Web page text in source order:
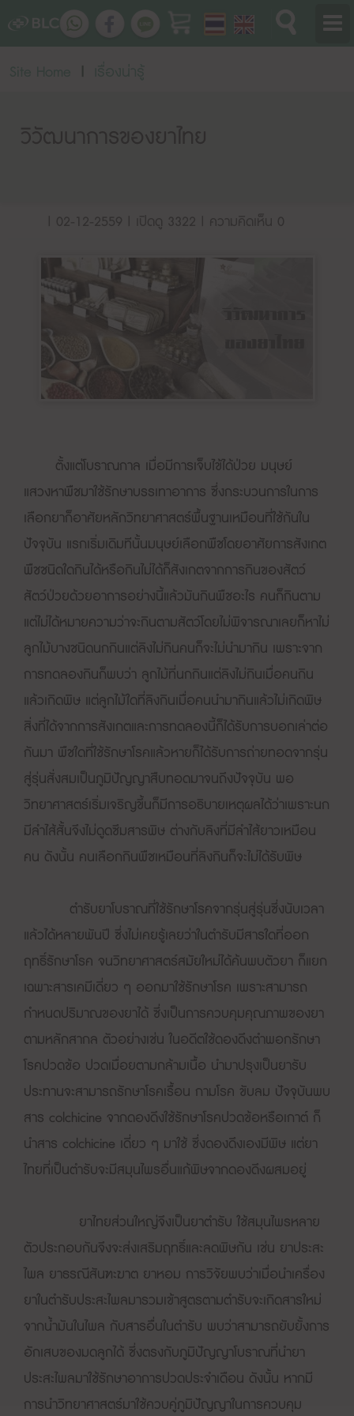
|
ตั้งแต่โบราณกาล เมื่อมีการเจ็บไข้ได้ป่วย มนุษย์
แสวงหาพืชมาใช้รักษาบรรเทาอาการ ซึ่งกระบวนการในการ
เลือกยาก็อาศัยหลักวิทยาศาสตร์พื้นฐานเหมือนที่ใช้กันใน
ปัจจุบัน แรกเริ่มเดิมทีนั้นมนุษย์เลือกพืชโดยอาศัยการสังเกต
พืชชนิดใดกินได้หรือกินไม่ได้ก็สังเกตจากการกินของสัตว์
สัตว์ป่วยด้วยอาการอย่างนี้แล้วมันกินพืชอะไร คนก็กินตาม
แต่ไม่ได้หมายความว่าจะกินตามสัตว์โดยไม่พิจารณาเลยก็หาไม่
ลูกไม้บางชนิดนกกินแต่ลิงไม่กินคนก็จะไม่นำมากิน เพราะจาก
การทดลองกินก็พบว่า ลูกไม้ที่นกกินแต่ลิงไม่กินเมื่อคนกิน
แล้วเกิดพิษ แต่ลูกไม้ใดที่ลิงกินเมื่อคนนำมากินแล้วไม่เกิดพิษ
สิ่งที่ได้จากการสังเกตและการทดลองนี้ก็ได้รับการบอกเล่าต่อ
กันมา พืชใดที่ใช้รักษาโรคแล้วหายก็ได้รับการถ่ายทอดจากรุ่น
สู่รุ่นสั่งสมเป็นภูมิปัญญาสืบทอดมาจนถึงปัจจุบัน พอ
วิทยาศาสตร์เริ่มเจริญขึ้นก็มีการอธิบายเหตุผลได้ว่าเพราะนก
มีลำไส้สั้นจึงไม่ดูดซึมสารพิษ ต่างกับลิงที่มีลำไส้ยาวเหมือน
คน ดังนั้น คนเลือกกินพืชเหมือนที่ลิงกินก็จะไม่ได้รับพิษ
ตำรับยาโบราณที่ใช้รักษาโรคจากรุ่นสู่รุ่นซึ่งนับเวลา
แล้วได้หลายพันปี ซึ่งไม่เคยรู้เลยว่าในตำรับมีสารใดที่ออก
ฤทธิ์รักษาโรค จนวิทยาศาสตร์สมัยใหม่ได้ค้นพบตัวยา ก็แยก
เฉพาะสารเคมีเดี่ยว ๆ ออกมาใช้รักษาโรค เพราะสามารถ
กำหนดปริมาณของยาได้ ซึ่งเป็นการควบคุมคุณภาพของยา
ตามหลักสากล ตัวอย่างเช่น ในอดีตใช้ดองดึงตำพอกรักษา
โรคปวดข้อ ปวดเมื่อยตามกล้ามเนื้อ นำมาปรุงเป็นยารับ
ประทานจะสามารถรักษาโรคเรื้อน กามโรค ขับลม ปัจจุบันพบ
สาร colchicine จากดองดึงใช้รักษาโรคปวดข้อหรือเกาต์ ก็
นำสาร colchicine เดี่ยว ๆ มาใช้ ซึ่งดองดึงเองมีพิษ แต่ยา
ไทยที่เป็นตำรับจะมีสมุนไพรอื่นแก้พิษจากดองดึงผสมอยู่
ยาไทยส่วนใหญ่จึงเป็นยาตำรับ ใช้สมุนไพรหลาย
ตัวประกอบกันจึงจะส่งเสริมฤทธิ์และลดพิษกัน เช่น ยาประสะ
ไพล ยาธรณีสันฑะฆาต ยาหอม การวิจัยพบว่าเมื่อนำเครื่อง
ยาในตำรับประสะไพลมารวมเข้าสูตรตามตำรับจะเกิดสารใหม่
จากน้ำมันในไพล กับสารอื่นในตำรับ พบว่าสามารถยับยั้งการ
อักเสบของมดลูกได้ ซึ่งตรงกับภูมิปัญญาโบราณที่นำยา
ประสะไพลมาใช้รักษาอาการปวดประจำเดือน ดังนั้น หากมี
การนำวิทยาศาสตร์มาใช้ควบคู่ภูมิปัญญาในการควบคุม